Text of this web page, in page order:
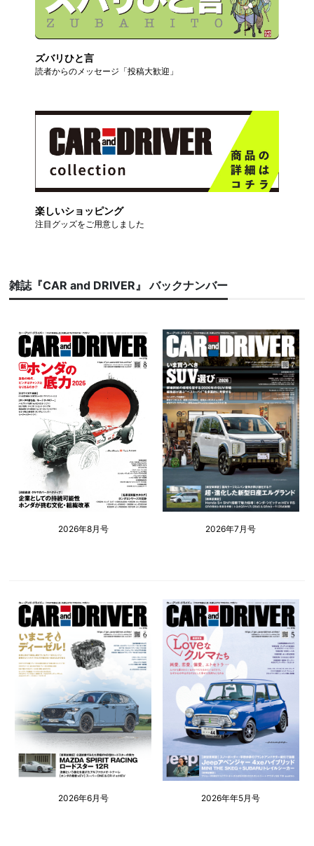
ズバリひと言
読者からのメッセージ「投稿大歓迎」
楽しいショッピング
注目グッズをご用意しました
雑誌『CAR and DRIVER』 バックナンバー
2026年8月号 2026年7月号
2026年6月号 2026年年5月号